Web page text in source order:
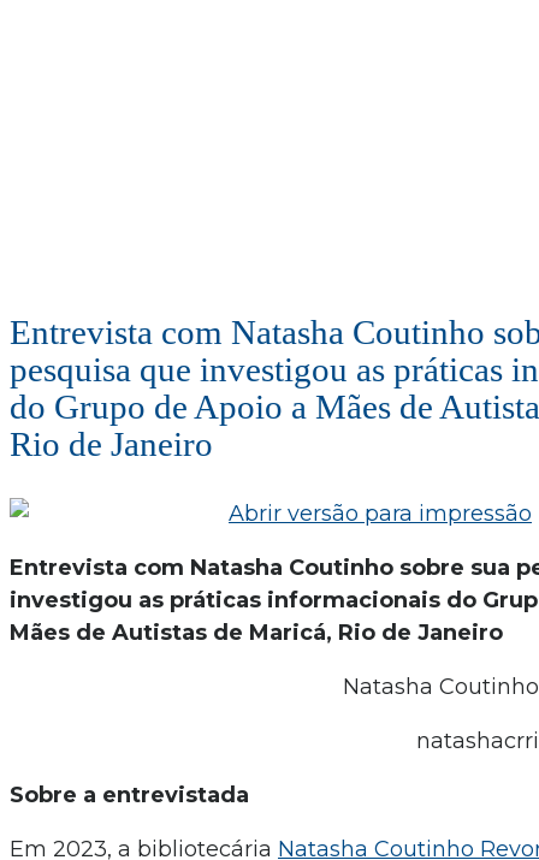
Entrevista com Natasha Coutinho
pesquisa que investigou as práticas
do Grupo de Apoio a Mães de
Rio de Janeiro
Entrevista com Natasha Coutinho sobre sua
investigou as práticas informacionais do
Mães de Autistas de Maricá, Rio de Janeiro
Natasha
Sobre a entrevistada
Em 2023, a bibliotecária Natasha Coutinho